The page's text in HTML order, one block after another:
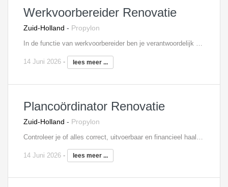
Werkvoorbereider Renovatie
Zuid-Holland - Propylon
In de functie van werkvoorbereider ben je verantwoordelijk voor de voorbereiding van de aan jou toegewezen bouwprojecten, in dit geval specifiek binnen het domein renovatie. Je coördineert en controleert daarbij tekeningen van de architect, constructeur, leveranciers en onderaannemers. Daarnaast neem je deel aan bouwvergaderingen en werkbesprekingen. In je dagelijks werk werk je nauw samen met de afdelingen inkoop en uitvoering, om zo de gestelde doelen te halen. Tevens draag je zorg voor de voorbereiding van de inkoop en bewaak je de kosten.
14 Juni 2026 - lees meer ...
Plancoördinator Renovatie
Zuid-Holland - Propylon
14 Juni 2026 - lees meer ...